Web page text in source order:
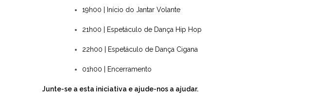
19h00 | Início do Jantar Volante
21h00 | Espetáculo de Dança Hip Hop
22h00 | Espetáculo de Dança Cigana
01h00 | Encerramento
Junte-se a esta iniciativa e ajude-nos a ajudar.